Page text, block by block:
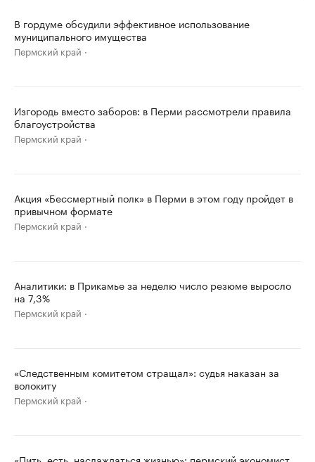
В гордуме обсудили эффективное использование
муниципального имущества
Пермский край
Изгородь вместо заборов: в Перми рассмотрели правила
благоустройства
Пермский край
Акция «Бессмертный полк» в Перми в этом году пройдет в
привычном формате
Пермский край
Аналитики: в Прикамье за неделю число резюме выросло
на 7,3%
Пермский край
«Следственным комитетом стращал»: судья наказан за
волокиту
Пермский край